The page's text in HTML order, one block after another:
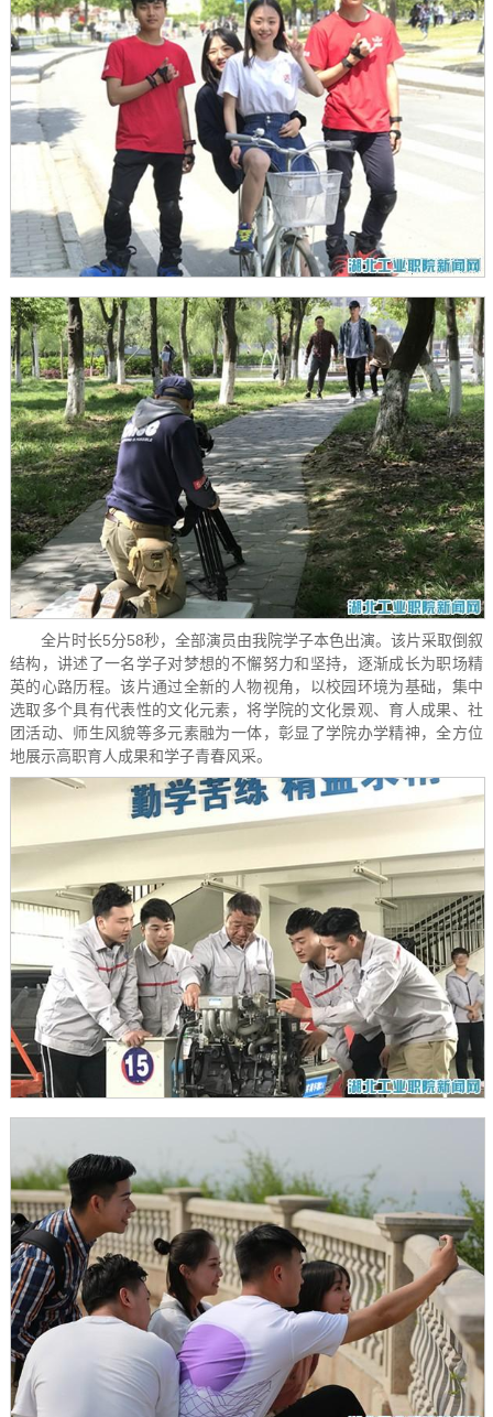
全片时长5分58秒，全部演员由我院学子本色出演。该片采取倒叙
结构，讲述了一名学子对梦想的不懈努力和坚持，逐渐成长为职场精
英的心路历程。该片通过全新的人物视角，以校园环境为基础，集中
选取多个具有代表性的文化元素，将学院的文化景观、育人成果、社
团活动、师生风貌等多元素融为一体，彰显了学院办学精神，全方位
地展示高职育人成果和学子青春风采。